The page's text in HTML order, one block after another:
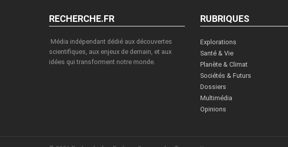
RECHERCHE.FR
Média indépendant dédié aux découvertes
scientifiques, aux enjeux de demain, et aux
idées qui transforment notre monde.
RUBRIQUES
Explorations
Santé & Vie
Planète & Climat
Sociétés & Futurs
Dossiers
Multimédia
Opinions